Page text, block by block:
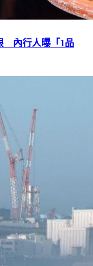
內行人曝「1品